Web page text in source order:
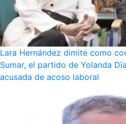
Lara Hernández dimite como
Sumar, el partido de Yolanda
acusada de acoso laboral